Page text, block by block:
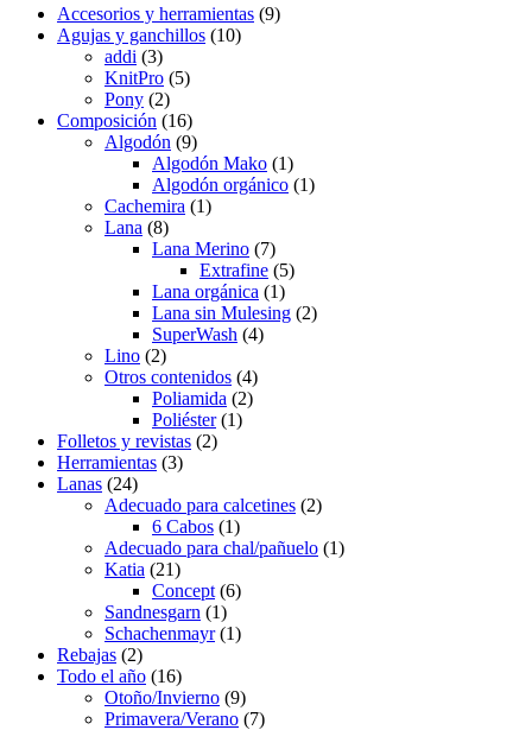
de
producto
opciones
se
pueden
elegir
la
página
Accesorios y herramientas (9)
Agujas y ganchillos (10)
addi (3)
KnitPro (5)
Pony (2)
Composición (16)
Algodón (9)
Algodón Mako (1)
Algodón orgánico (1)
Cachemira (1)
Lana (8)
Lana Merino (7)
Extrafine (5)
Lana orgánica (1)
Lana sin Mulesing (2)
SuperWash (4)
Lino (2)
Otros contenidos (4)
Poliamida (2)
Poliéster (1)
Folletos y revistas (2)
Herramientas (3)
Lanas (24)
Adecuado para calcetines (2)
6 Cabos (1)
Adecuado para chal/pañuelo (1)
Katia (21)
Concept (6)
Sandnesgarn (1)
Schachenmayr (1)
Rebajas (2)
Todo el año (16)
Otoño/Invierno (9)
Primavera/Verano (7)